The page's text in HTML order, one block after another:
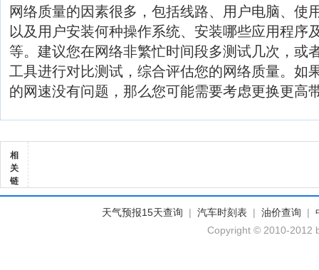
网络质量的因素很多，包括线路、用户电脑、使
以及用户安装何种操作系统、安装哪些应用程序
等。建议您在网络非繁忙时间段多测试几次，或
工具进行对比测试，综合评估您的网络质量。如
的网速没有问题，那么您可能需要考虑更换更高
相
关
链
天气预报15天查询 | 汽车时刻表 | 油价查询 |
Copyright © 2010-2012